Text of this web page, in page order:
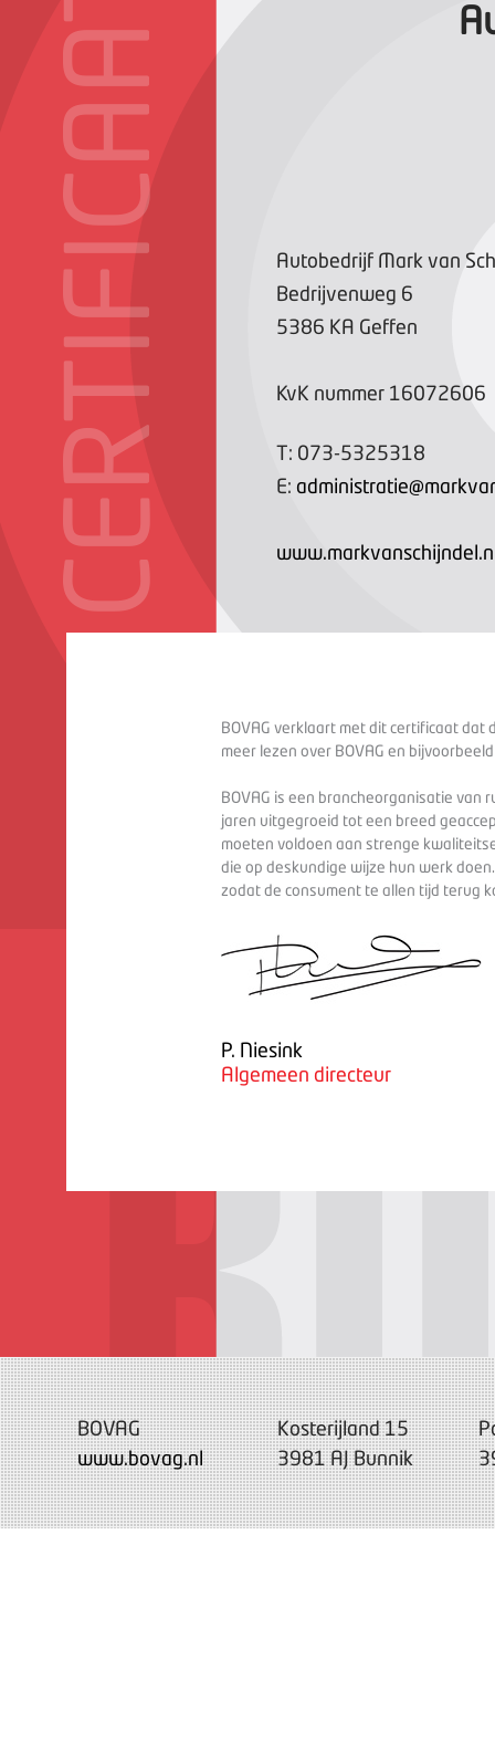
CERTIFICAAT
Autobedrijf Mark van
Bedrijvenweg 6
5386 KA Geffen
KvK nummer 16072606
T: 073-5325318
E:
BOVAG verklaart met dit certificaat dat
meer lezen over BOVAG en
BOVAG is een brancheorganisatie van
jaren uitgegroeid tot een breed
moeten voldoen aan strenge
die op deskundige wijze hun werk
zodat de consument te allen tijd terug
P. Niesink
Algemeen directeur
BOVAG
www.bovag.nl
Kosterijland 15
3981 AJ Bunnik